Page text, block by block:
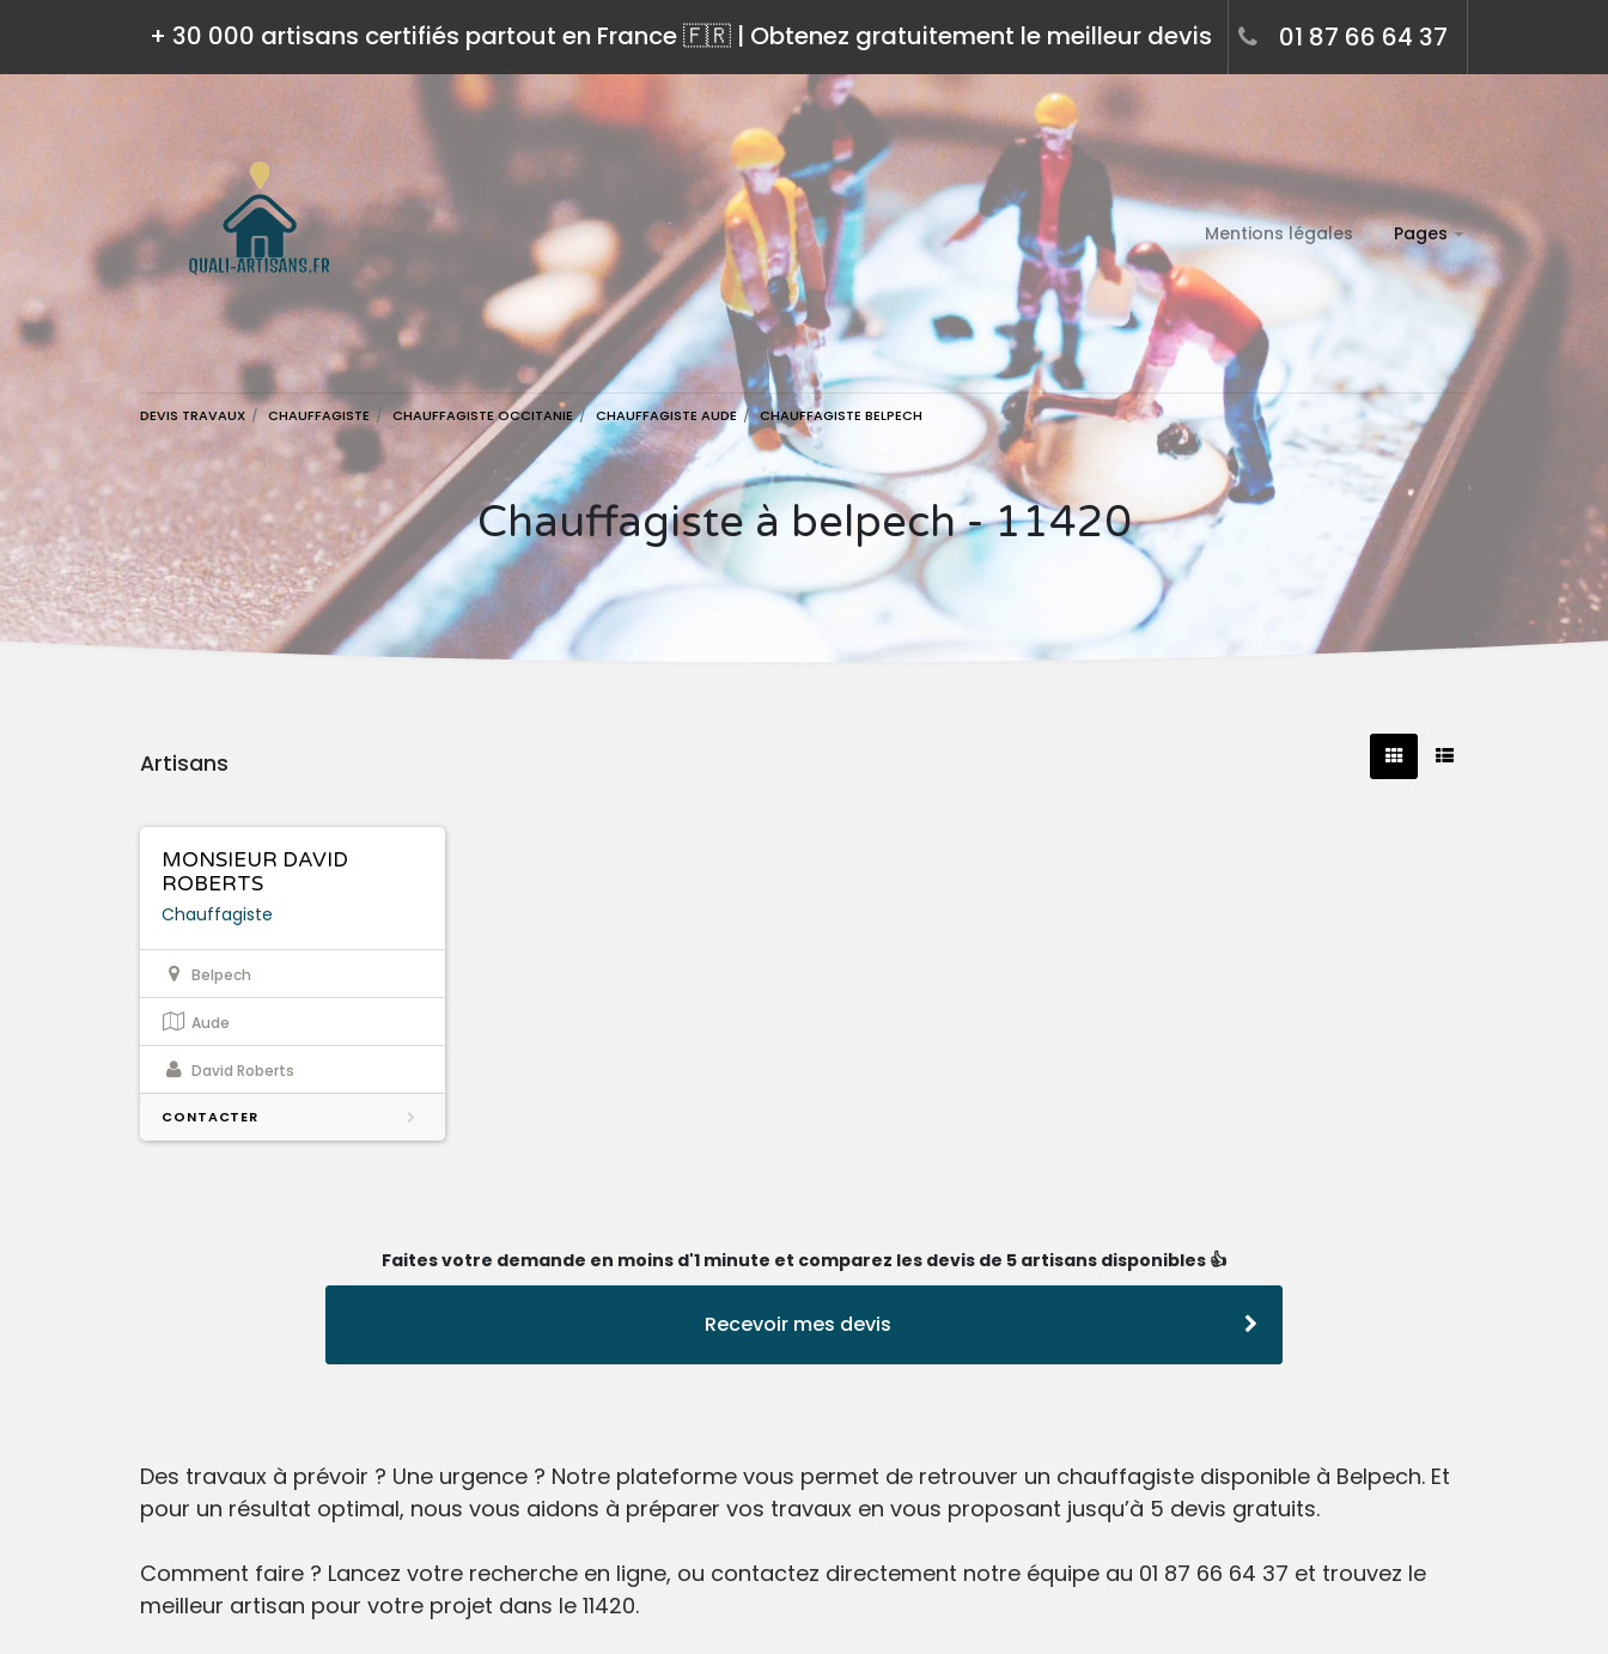
+ 30 000 artisans certifiés partout en France 🇫🇷 | Obtenez gratuitement le meilleur devis 01 87 66 64 37
Mentions légales Pages
DEVIS TRAVAUX CHAUFFAGISTE CHAUFFAGISTE OCCITANIE CHAUFFAGISTE AUDE CHAUFFAGISTE BELPECH
Chauffagiste à belpech - 11420
Artisans
MONSIEUR DAVID
ROBERTS
Chauffagiste
Belpech
Aude
David Roberts
CONTACTER
Faites votre demande en moins d'1 minute et comparez les devis de 5 artisans disponibles 👍
Recevoir mes devis
Des travaux à prévoir ? Une urgence ? Notre plateforme vous permet de retrouver un chauffagiste disponible à Belpech. Et
pour un résultat optimal, nous vous aidons à préparer vos travaux en vous proposant jusqu’à 5 devis gratuits.
Comment faire ? Lancez votre recherche en ligne, ou contactez directement notre équipe au 01 87 66 64 37 et trouvez le
meilleur artisan pour votre projet dans le 11420.